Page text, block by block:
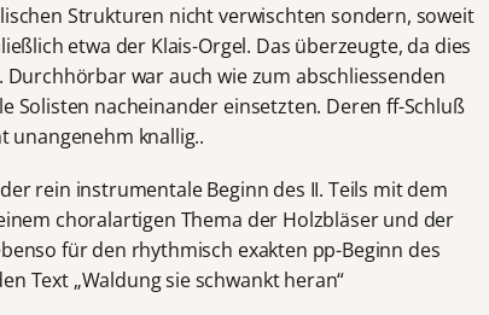
Strukturen nicht verwischten sondern, soweit
etwa der Klais-Orgel. Das überzeugte, da dies
war auch wie zum abschliessenden
Solisten nacheinander einsetzten. Deren ff-Schluß
unangenehm knallig..
rein instrumentale Beginn des II. Teils mit dem
choralartigen Thema der Holzbläser und der
für den rhythmisch exakten pp-Beginn des
Text „Waldung sie schwankt heran“